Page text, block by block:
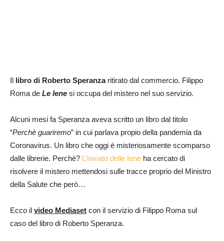
libro di Roberto Speranza ritirato dal commercio. Filippo
Roma de Le Iene si occupa del mistero nel suo servizio.
Alcuni mesi fa Speranza aveva scritto un libro dal titolo
“Perchè guariremo” in cui parlava propio della pandemia da
Coronavirus. Un libro che oggi è misteriosamente scomparso
dalle librerie. Perchè? L’inviato delle Iene ha cercato di
risolvere il mistero mettendosi sulle tracce proprio del Ministro
della Salute che però…
Ecco il video Mediaset con il servizio di Filippo Roma sul
caso del libro di Roberto Speranza.